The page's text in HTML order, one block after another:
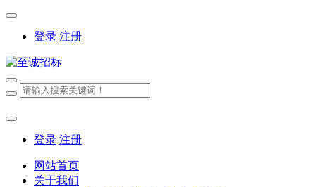
登录 注册
登录 注册
网站首页
关于我们